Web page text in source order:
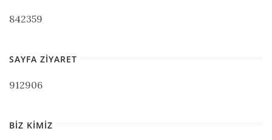
842359
SAYFA ZIYARET
912906
BIZ KIMIZ